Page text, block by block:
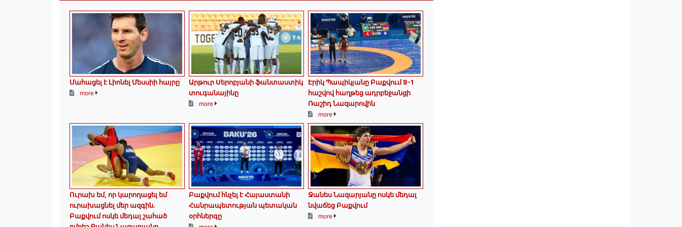
Մահացել է Լիոնել Մեսսիի հայրը
more
Արթուր Սերոբյանի ֆանտաստիկ
տուգանայինը
more
Էրիկ Պապիկյանը Բաքվում 9-1
հաշվով հաղթեց ադրբեջանցի
Ռաշիդ Նազարովին
more
Ուրախ եմ, որ կարողացել եմ
ուրախացնել մեր ազգին.
Բաքվում ոսկե մեդալ շահած
Բաքվում հնչել է Հայաստանի
Հանրապետության պետական
օրհներգը
Ջանես Նազարյանը ոսկե մեդալ
նվաճեց Բաքվում
more